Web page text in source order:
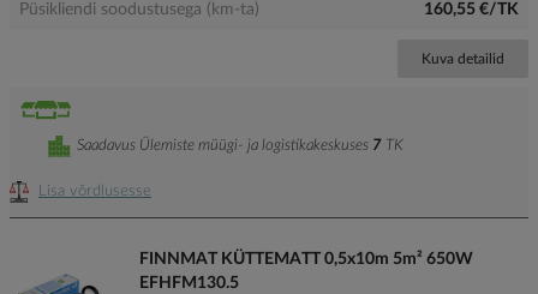
Püsikliendi soodustusega (km-ta) 160,55 €/TK
Kuva detailid
Lisa võrdlusesse
Saadavus Ülemiste müügi- ja logistikakeskuses 7 TK
FINNMAT KÜTTEMATT 0,5x10m 5m² 650W
EFHFM130.5